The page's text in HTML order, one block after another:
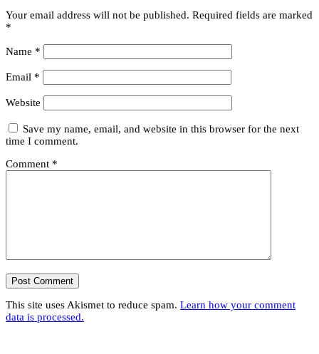
Your email address will not be published. Required fields are marked
*
Name *
Email *
Website
Save my name, email, and website in this browser for the next
time I comment.
Comment *
This site uses Akismet to reduce spam. Learn how your comment
data is processed.